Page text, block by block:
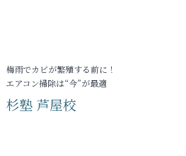
梅雨でカビが繁殖する前に！
エアコン掃除は“今”が最適
杉塾 芦屋校